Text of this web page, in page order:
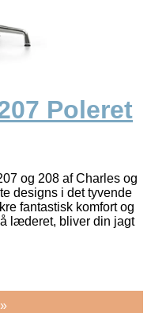
Poleret
og 208 af Charles og
designs i det tyvende
fantastisk komfort og
læderet, bliver din jagt